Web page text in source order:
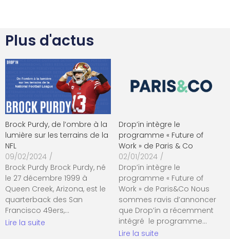
Plus d'actus
Brock Purdy, de l’ombre à la
lumière sur les terrains de la
NFL
09/02/2024 /
Brock Purdy Brock Purdy, né
le 27 décembre 1999 à
Queen Creek, Arizona, est le
quarterback des San
Francisco 49ers,…
Lire la suite
Drop’in intègre le
programme « Future of
Work » de Paris & Co
02/01/2024 /
Drop’in intègre le
programme « Future of
Work » de Paris&Co Nous
sommes ravis d’annoncer
que Drop’in a récemment
intégré le programme…
Lire la suite